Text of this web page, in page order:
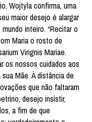
Wojtyla confirma, uma
maior desejo é alargar
inteiro. “Recitar o
Maria o rosto de
Virignis Mariae.
os nossos cuidados aos
Mãe. À distância de
que não faltaram
desejo insistir,
a fim de que